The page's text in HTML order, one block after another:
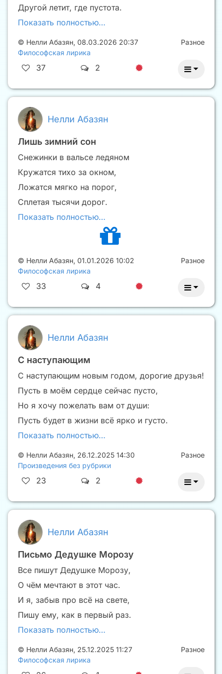
Другой летит, где пустота.
Показать полностью…
© Нелли Абазян, 08.03.2026 20:37
Философская лирика
Разное
37 2
Нелли Абазян
Лишь зимний сон
Снежинки в вальсе ледяном
Кружатся тихо за окном,
Ложатся мягко на порог,
Сплетая тысячи дорог.
Показать полностью…
© Нелли Абазян, 01.01.2026 10:02
Философская лирика
Разное
33 4
Нелли Абазян
С наступающим
С наступающим новым годом, дорогие друзья!
Пусть в моём сердце сейчас пусто,
Но я хочу пожелать вам от души:
Пусть будет в жизни всё ярко и густо.
Показать полностью…
© Нелли Абазян, 26.12.2025 14:30
Произведения без рубрики
Разное
23 2
Нелли Абазян
Письмо Дедушке Морозу
Все пишут Дедушке Морозу,
О чём мечтают в этот час.
И я, забыв про всё на свете,
Пишу ему, как в первый раз.
Показать полностью…
© Нелли Абазян, 25.12.2025 11:27
Философская лирика
Разное